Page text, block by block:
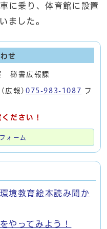
に乗り、体育館に設置
ました。
せ
秘書広報課
(広報)075-983-1087 フ
ださい！
ォーム
境教育絵本読み聞か
やってみよう！